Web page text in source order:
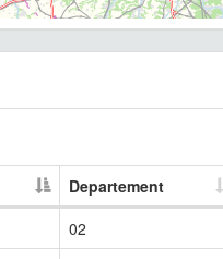
Departement
02